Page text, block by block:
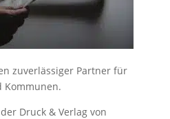
zuverlässiger Partner für
Kommunen.
Druck & Verlag von